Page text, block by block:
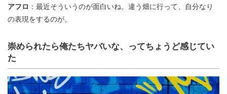
アフロ ：最近そういうのが面白いね。違う畑に行って、自分なり
の表現をするのが。
崇められたら俺たちヤバいな、ってちょうど感じてい
た